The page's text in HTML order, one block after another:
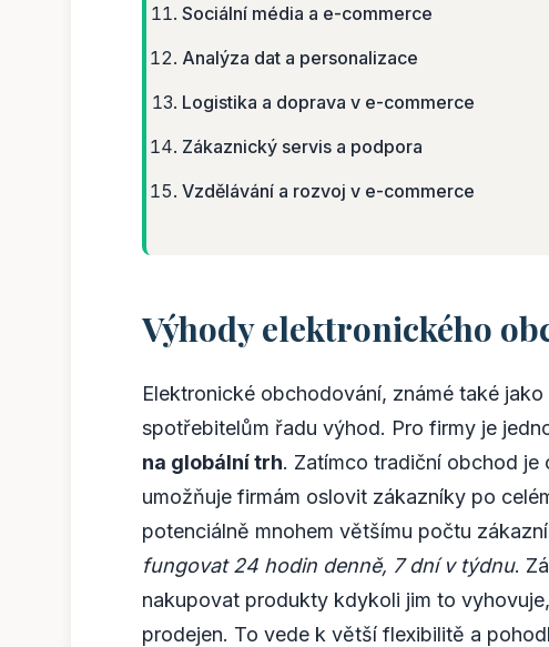
Sociální média a e-commerce
Analýza dat a personalizace
Logistika a doprava v e-commerce
Zákaznický servis a podpora
Vzdělávání a rozvoj v e-commerce
Výhody elektronického
Elektronické obchodování, známé také
spotřebitelům řadu výhod. Pro firmy je
na globální trh. Zatímco tradiční obchod
umožňuje firmám oslovit zákazníky po
potenciálně mnohem většímu počtu
fungovat 24 hodin denně, 7 dní v týdnu.
nakupovat produkty kdykoli jim to
prodejen. To vede k větší flexibilitě a